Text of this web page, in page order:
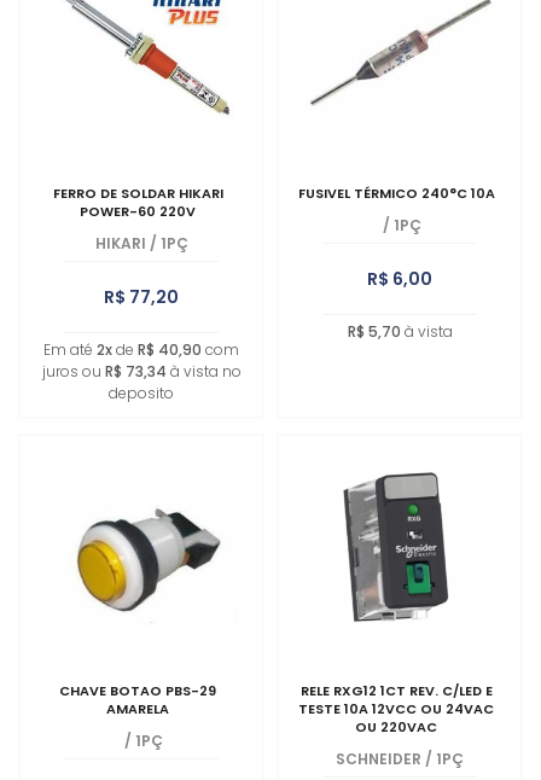
FERRO DE SOLDAR HIKARI
POWER-60 220V
HIKARI / 1PÇ
R$ 77,20
Em até 2xde R$ 40,90 com
juros ou R$ 73,34 à vista no
deposito
FUSIVEL TÉRMICO 240°C 10A
/ 1PÇ
R$ 6,00
R$ 5,70 à vista
CHAVE BOTAO PBS-29
AMARELA
/ 1PÇ
RELE RXG12 1CT REV. C/LED E
TESTE 10A 12VCC OU 24VAC
OU 220VAC
SCHNEIDER / 1PÇ